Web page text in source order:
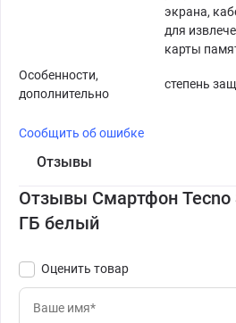
экрана,
для
карты
Особенности,
дополнительно
степень
Сообщить об ошибке
Отзывы
Отзывы Смартфон Tecno
ГБ белый
Оценить товар